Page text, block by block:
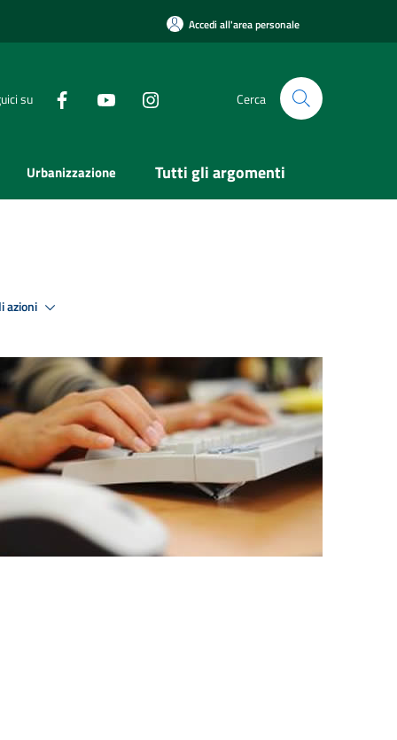
Accedi all'area personale
su Cerca
Urbanizzazione Tutti gli argomenti
azioni